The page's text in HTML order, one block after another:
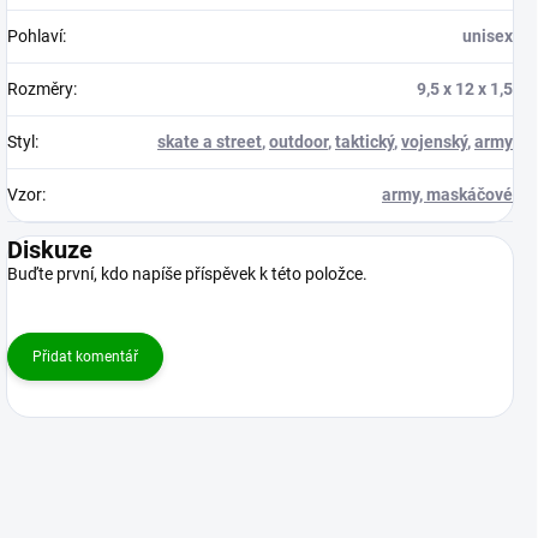
Pohlaví: unisex
Rozměry: 9,5 x 12 x 1,5
Styl : skate a street,outdoor,taktický,vojenský,army
Vzor: army, maskáčové
Diskuze
Buďte první, kdo napíše příspěvek k této položce.
Přidat komentář